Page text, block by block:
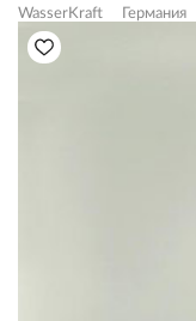
WasserKraft Германия